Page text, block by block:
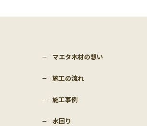
マエタ木材の想い
施工の流れ
施工事例
水回り